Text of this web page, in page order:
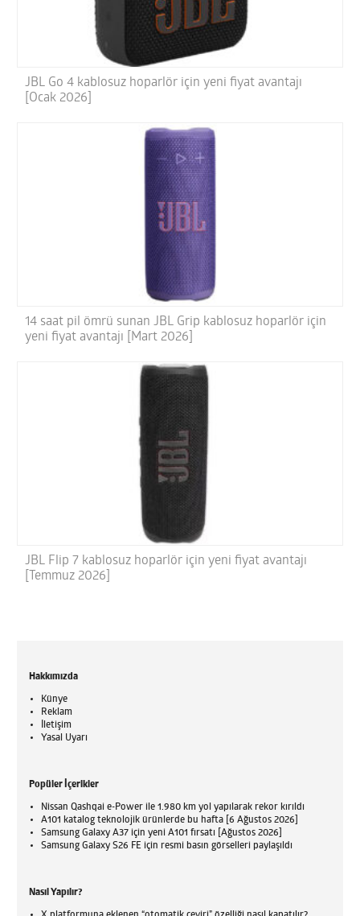
JBL Go 4 kablosuz hoparlör için yeni fiyat avantajı
[Ocak 2026]
14 saat pil ömrü sunan JBL Grip kablosuz hoparlör için
yeni fiyat avantajı [Mart 2026]
JBL Flip 7 kablosuz hoparlör için yeni fiyat avantajı
[Temmuz 2026]
Hakkımızda
Künye
Reklam
İletişim
Yasal Uyarı
Popüler İçerikler
Nissan Qashqai e-Power ile 1.980 km yol yapılarak rekor kırıldı
A101 katalog teknolojik ürünlerde bu hafta [6 Ağustos 2026]
Samsung Galaxy A37 için yeni A101 fırsatı [Ağustos 2026]
Samsung Galaxy S26 FE için resmi basın görselleri paylaşıldı
Nasıl Yapılır?